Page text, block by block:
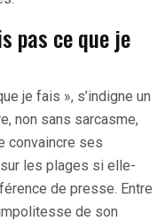
pas ce que je
je fais », s’indigne un
non sans sarcasme,
convaincre ses
les plages si elle-
de presse. Entre
de son